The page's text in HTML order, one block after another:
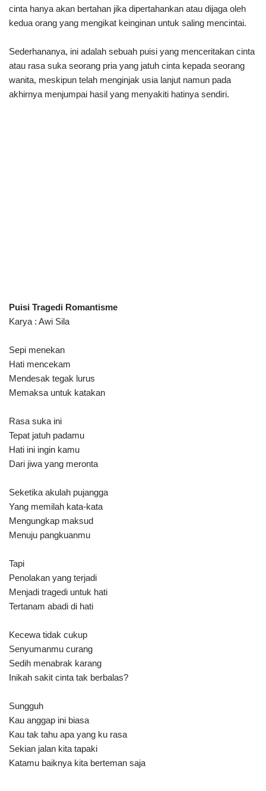
cinta hanya akan bertahan jika dipertahankan atau dijaga oleh
kedua orang yang mengikat keinginan untuk saling mencintai.
Sederhananya, ini adalah sebuah puisi yang menceritakan cinta
atau rasa suka seorang pria yang jatuh cinta kepada seorang
wanita, meskipun telah menginjak usia lanjut namun pada
akhirnya menjumpai hasil yang menyakiti hatinya sendiri.
Puisi Tragedi Romantisme
Karya : Awi Sila
Sepi menekan
Hati mencekam
Mendesak tegak lurus
Memaksa untuk katakan
Rasa suka ini
Tepat jatuh padamu
Hati ini ingin kamu
Dari jiwa yang meronta
Seketika akulah pujangga
Yang memilah kata-kata
Mengungkap maksud
Menuju pangkuanmu
Tapi
Penolakan yang terjadi
Menjadi tragedi untuk hati
Tertanam abadi di hati
Kecewa tidak cukup
Senyumanmu curang
Sedih menabrak karang
Inikah sakit cinta tak berbalas?
Sungguh
Kau anggap ini biasa
Kau tak tahu apa yang ku rasa
Sekian jalan kita tapaki
Katamu baiknya kita berteman saja